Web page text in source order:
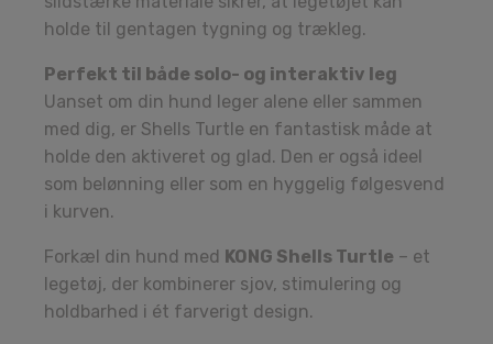
holde til gentagen tygning og trækleg.
Perfekt til både solo- og interaktiv leg
Uanset om din hund leger alene eller sammen
med dig, er Shells Turtle en fantastisk måde at
holde den aktiveret og glad. Den er også ideel
som belønning eller som en hyggelig følgesvend
i kurven.
Forkæl din hund med KONG Shells Turtle – et
legetøj, der kombinerer sjov, stimulering og
holdbarhed i ét farverigt design.